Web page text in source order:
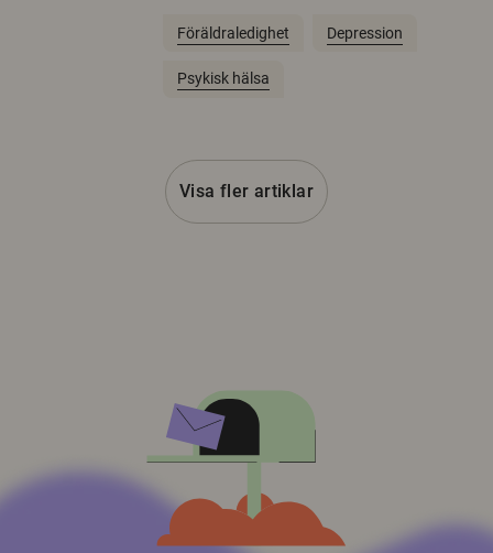
Föräldraledighet Depression
Psykisk hälsa
Visa fler artiklar